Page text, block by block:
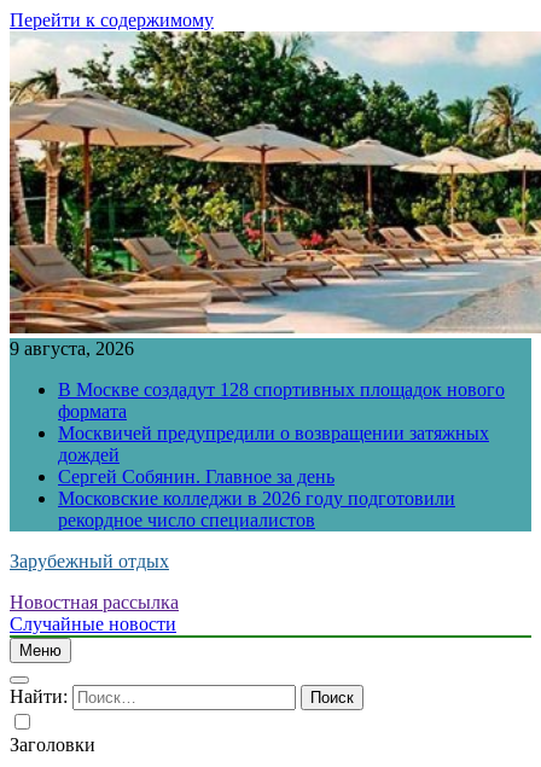
Перейти к содержимому
9 августа, 2026
В Москве создадут 128 спортивных площадок нового
формата
Москвичей предупредили о возвращении затяжных
дождей
Сергей Собянин. Главное за день
Московские колледжи в 2026 году подготовили
рекордное число специалистов
Зарубежный отдых
Новостная рассылка
Случайные новости
Меню
Найти:
Заголовки